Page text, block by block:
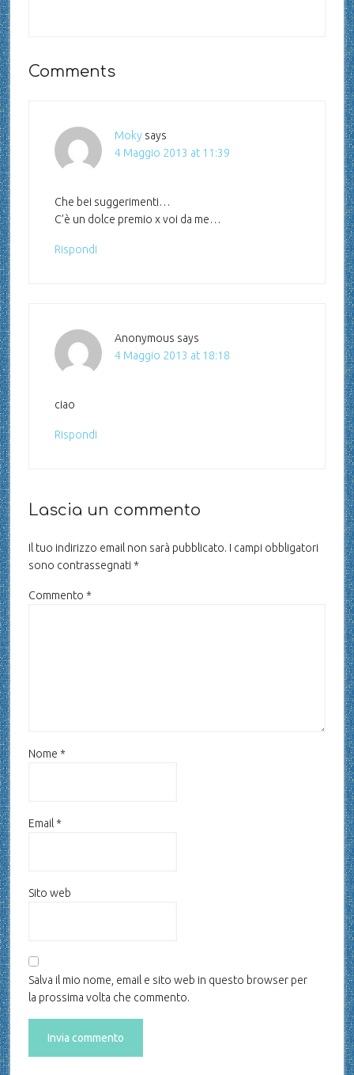
Comments
Moky says
4 Maggio 2013 at 11:39
Che bei suggerimenti…
C’è un dolce premio x voi da me…
Rispondi
Anonymous says
4 Maggio 2013 at 18:18
ciao
Rispondi
Lascia un commento
Il tuo indirizzo email non sarà pubblicato. I campi obbligatori
sono contrassegnati *
Commento *
Nome *
Email *
Sito web
Salva il mio nome, email e sito web in questo browser per
la prossima volta che commento.